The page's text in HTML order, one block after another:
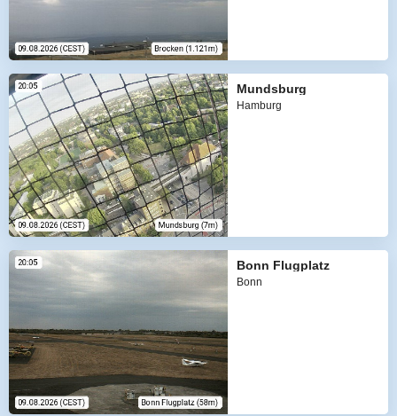
Mundsburg
Hamburg
Bonn Flugplatz
Bonn